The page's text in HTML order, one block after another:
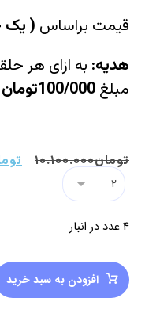
قیمت براساس (یک
هدیه: به ازای هر
مبلغ100/000تومان
تومان۱۰.۱۰۰.۰۰۰
4 عدد در انبار
افزودن به سبد خرید